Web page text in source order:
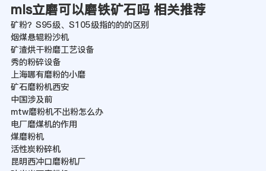
mls立磨可以磨铁矿石吗 相关推荐
矿粉？S95级、S105级指的的的区别
烟煤悬辊粉沙机
矿渣烘干粉磨工艺设备
秀的粉碎设备
上海哪有磨粉的小磨
矿石磨粉机西安
中国涉及前
mtw磨粉机不出粉怎么办
电厂磨煤机的作用
煤磨粉机
活性炭粉碎机
昆明西冲口磨粉机厂